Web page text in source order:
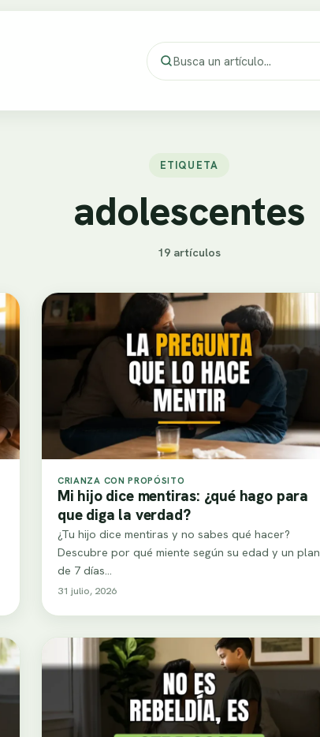
ETIQUETA
adolescentes
19 artículos
CRIANZA CON PROPÓSITO
Mi hijo dice mentiras: ¿qué hago para
que diga la verdad?
¿Tu hijo dice mentiras y no sabes qué hacer?
Descubre por qué miente según su edad y un plan
de 7 días…
31 julio, 2026